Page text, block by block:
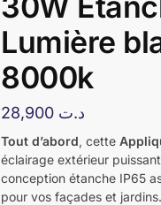
Lumière
8000k
د.ت
Tout d’abord, cette
éclairage extérieur
conception étanche IP65
pour vos façades et jardins.